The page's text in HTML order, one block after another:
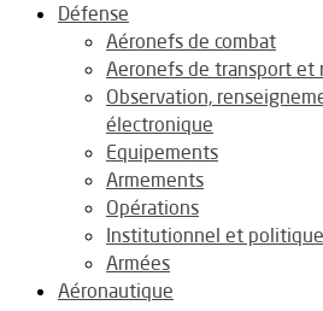
Défense
Aéronefs de combat
Aeronefs de transport et
Observation,
électronique
Equipements
Armements
Opérations
Institutionnel et politique
Armées
Aéronautique